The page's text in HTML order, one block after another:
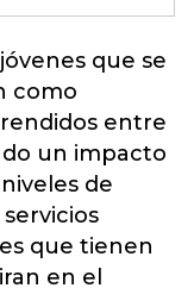
que se
como
entre
un impacto
de
que tienen
en el